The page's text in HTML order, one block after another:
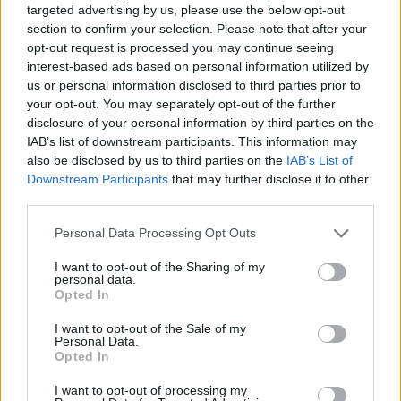
targeted advertising by us, please use the below opt-out
section to confirm your selection. Please note that after your
opt-out request is processed you may continue seeing
interest-based ads based on personal information utilized by
us or personal information disclosed to third parties prior to
your opt-out. You may separately opt-out of the further
disclosure of your personal information by third parties on the
IAB’s list of downstream participants. This information may
also be disclosed by us to third parties on the IAB’s List of
Downstream Participants that may further disclose it to other
Please note that this website/app uses one or more Google
not limited to your visit or usage behaviour. You may click to
grant or deny consent to Google and its third-party tags to
use your data for below specified purposes in below Google
consent section.
Personal Data Processing Opt Outs
I want to opt-out of the Sharing of my
personal data.
Opted In
I want to opt-out of the Sale of my
Personal Data.
Opted In
I want to opt-out of processing my